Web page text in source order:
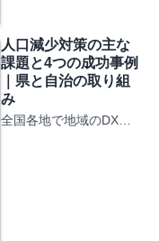
人口減少対策の主な
課題と4つの成功事例
｜県と自治の取り組
み
全国各地で地域のDX…